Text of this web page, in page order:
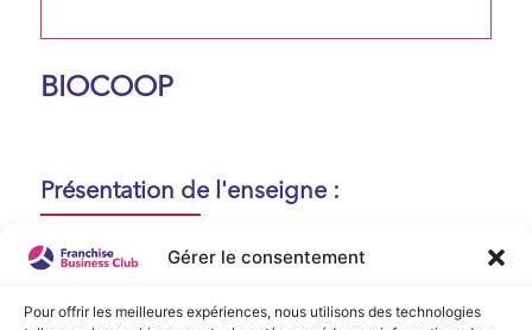
Gérer le consentement
Pour offrir les meilleures expériences, nous utilisons des technologies
BIOCOOP
Présentation de l'enseigne :
Aucune présentation n'est disponible
actuellement !